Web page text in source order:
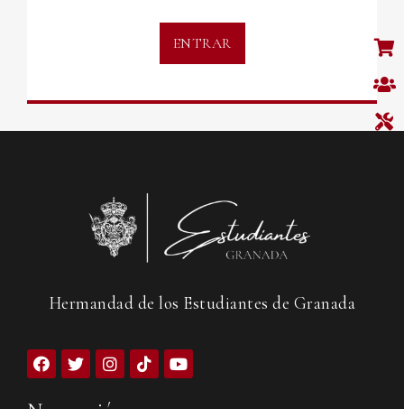
ENTRAR
Hermandad de los Estudiantes de Granada